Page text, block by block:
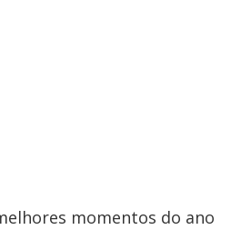
momentos do ano